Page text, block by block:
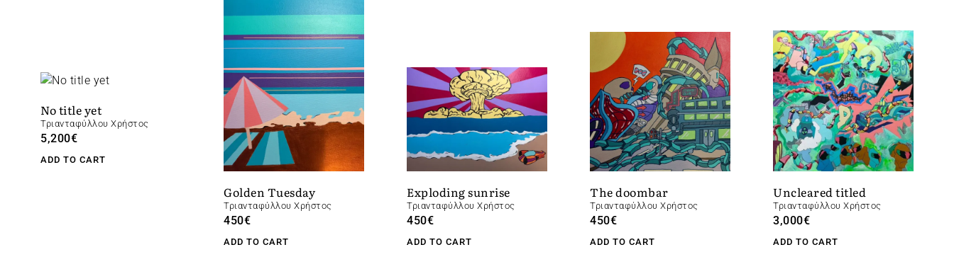
No title yet
Τριανταφύλλου Χρήστος
5,200€
ADD TO CART
Golden Tuesday
Τριανταφύλλου Χρήστος
450€
ADD TO CART
Exploding sunrise
Τριανταφύλλου Χρήστος
450€
ADD TO CART
The doombar
Τριανταφύλλου Χρήστος
450€
ADD TO CART
Uncleared titled
Τριανταφύλλου Χρήστος
3,000€
ADD TO CART